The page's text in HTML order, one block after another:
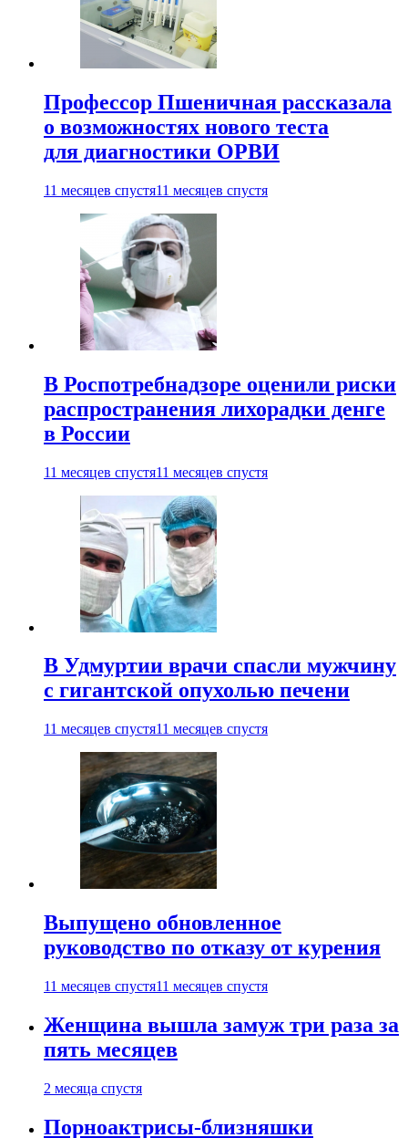
Профессор Пшеничная рассказала
о возможностях нового теста
для диагностики ОРВИ
11 месяцев спустя11 месяцев спустя
В Роспотребнадзоре оценили риски
распространения лихорадки денге
в России
11 месяцев спустя11 месяцев спустя
В Удмуртии врачи спасли мужчину
с гигантской опухолью печени
11 месяцев спустя11 месяцев спустя
Выпущено обновленное
руководство по отказу от курения
11 месяцев спустя11 месяцев спустя
Женщина вышла замуж три раза за
пять месяцев
2 месяца спустя
Порноактрисы-близняшки